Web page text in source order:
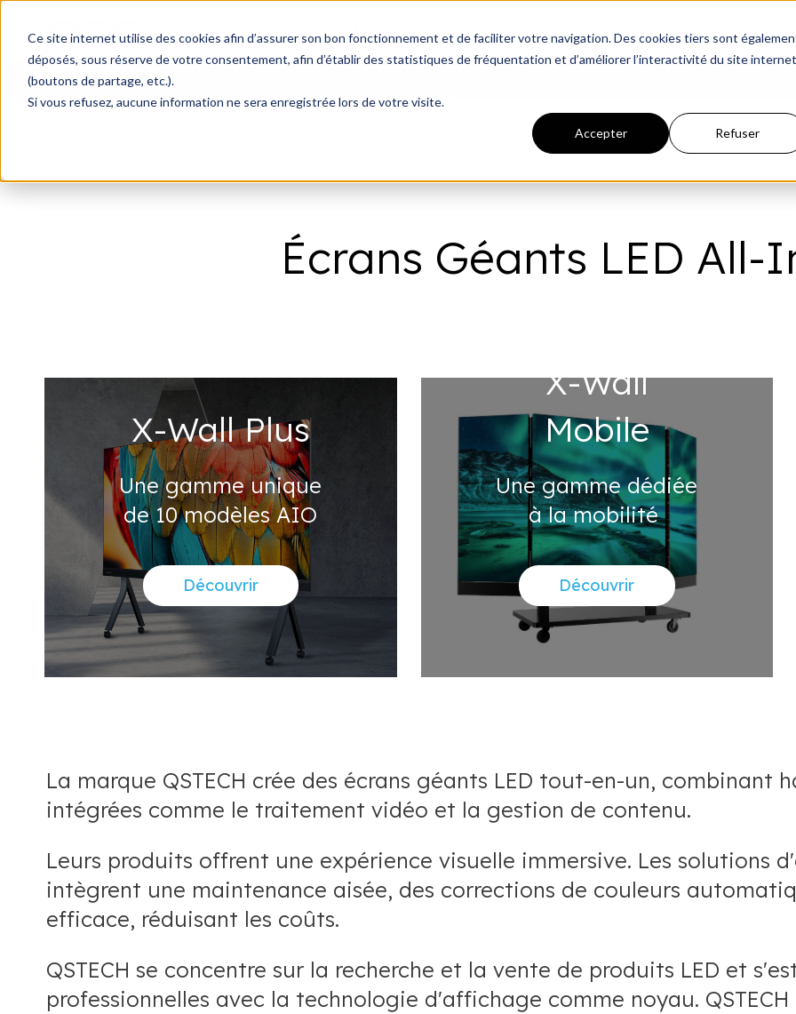
Ce site internet utilise des cookies afin d’assurer son bon fonctionnement et de faciliter votre navigation. Des cookies tiers sont
déposés, sous réserve de votre consentement, afin d’établir des statistiques de fréquentation et d’améliorer l’interactivité du site internet
(boutons de partage, etc.).
Si vous refusez, aucune information ne sera enregistrée lors de votre visite.
Accepter Refuser
& Engineering
Installations fixes
Montrer le sous-menu pour
All-In-One
Montrer le sous-
Évènementiel
Montrer
Écrans Géants LED All-
X-Wall Plus
Une gamme unique
de 10 modèles AIO
Découvrir
X-Wall
Mobile
Une gamme dédiée
à la mobilité
Découvrir
La marque QSTECH crée des écrans géants LED tout-en-un,
intégrées comme le traitement vidéo et la gestion de contenu.
Leurs produits offrent une expérience visuelle immersive. Les solutions
intègrent une maintenance aisée, des corrections de couleurs
efficace, réduisant les coûts.
QSTECH se concentre sur la recherche et la vente de produits LED et
professionnelles avec la technologie d'affichage comme noyau.